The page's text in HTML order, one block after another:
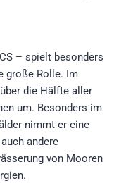
– spielt besonders
große Rolle. Im
die Hälfte aller
um. Besonders im
nimmt er eine
andere
von Mooren